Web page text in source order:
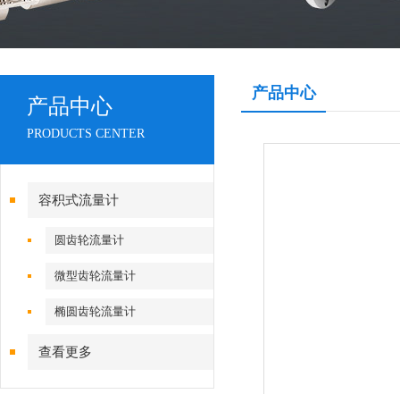
产品中心
PRODUCTS CENTER
容积式流量计
圆齿轮流量计
微型齿轮流量计
椭圆齿轮流量计
查看更多
产品中心